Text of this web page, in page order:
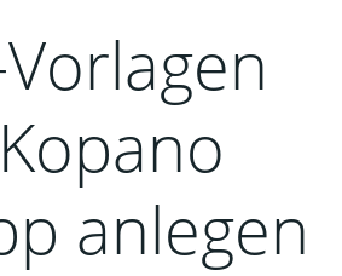
anlegen